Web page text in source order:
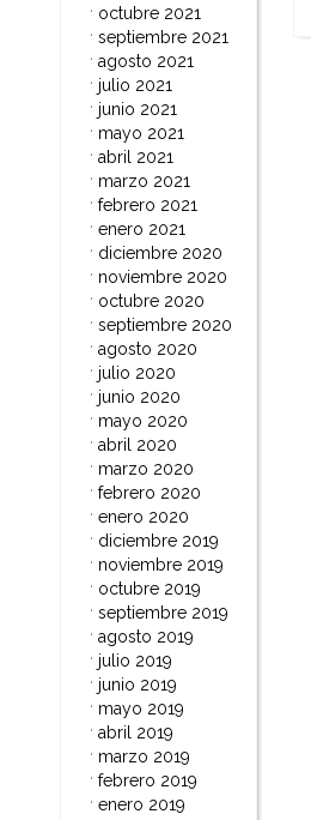
octubre 2021
septiembre 2021
agosto 2021
julio 2021
junio 2021
mayo 2021
abril 2021
marzo 2021
febrero 2021
enero 2021
diciembre 2020
noviembre 2020
octubre 2020
septiembre 2020
agosto 2020
julio 2020
junio 2020
mayo 2020
abril 2020
marzo 2020
febrero 2020
enero 2020
diciembre 2019
noviembre 2019
octubre 2019
septiembre 2019
agosto 2019
julio 2019
junio 2019
mayo 2019
abril 2019
marzo 2019
febrero 2019
enero 2019